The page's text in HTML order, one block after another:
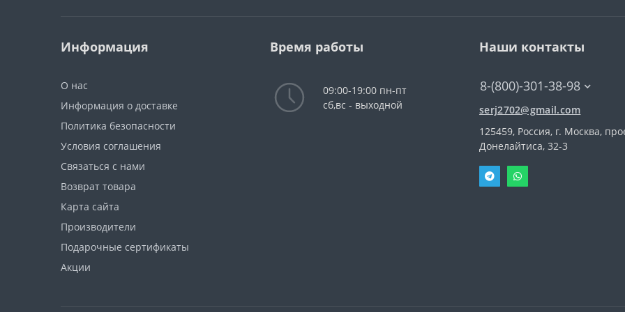
Однозаходная «О»-образная
Серия 122: Твердосплавные
двухзаходные фрезы KARCAN
Серия 13000: Спиральные
"О"-образные фрезы с
(твердосплавные)
TCT:Твердосплавные
двухзаходные спиральные
Информация
О нас
Информация о доставке
Политика безопасности
Условия соглашения
Связаться с нами
Возврат товара
Карта сайта
Производители
Подарочные сертификаты
Акции
Время работы
09:00-19:00 пн-пт
сб,вс - выходной
Наши контакты
8-(800)-301-38-98
serj2702@gmail.com
125459, Россия, г. Москва,
Донелайтиса, 32-3